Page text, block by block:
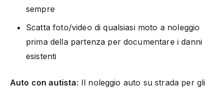
sempre
Scatta foto/video di qualsiasi moto a noleggio
prima della partenza per documentare i danni
esistenti
Auto con autista: Il noleggio auto su strada per gli